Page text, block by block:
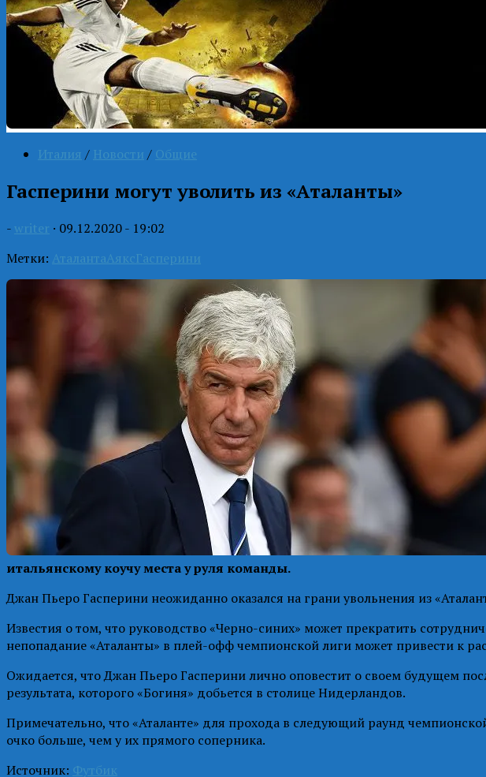
Италия / Новости / Общие
Гасперини могут уволить из «Аталанты»
- writer · 09.12.2020 - 19:02
Метки: АталантаАяксГасперини
итальянскому коучу места у руля команды.
Джан Пьеро Гасперини неожиданно оказался на грани увольнения из
Известия о том, что руководство «Черно-синих» может прекратить
непопадание «Аталанты» в плей-офф чемпионской лиги может привести к
Ожидается, что Джан Пьеро Гасперини лично оповестит о своем будущем
результата, которого «Богиня» добьется в столице Нидерландов.
Примечательно, что «Аталанте» для прохода в следующий раунд
очко больше, чем у их прямого соперника.
Источник: Футбик